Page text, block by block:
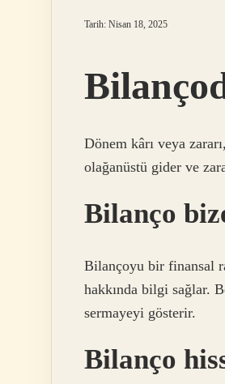
Tarih: Nisan 18, 2025
Dönem kârı veya
olağanüstü gider ve
Bilanço
Bilançoyu bir finansal
hakkında bilgi sağlar.
sermayeyi gösterir.
Bilanço